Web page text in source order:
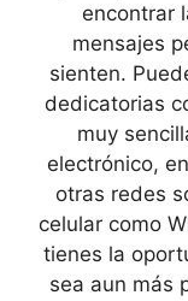
encontrar
mensajes
sienten.
dedicatorias
muy
electrónico,
otras redes
celular como
tienes la
sea aun más